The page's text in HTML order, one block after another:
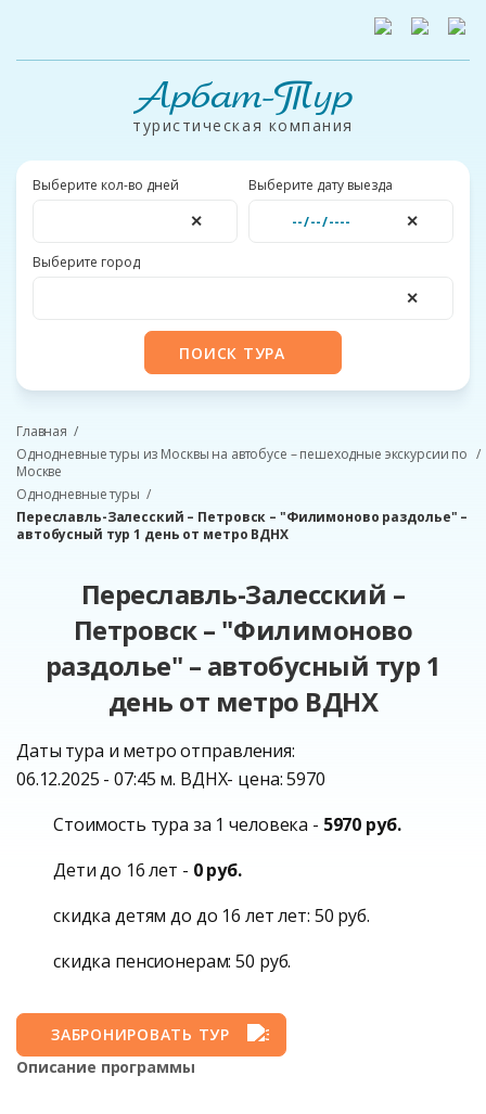
Арбат-Тур
туристическая компания
Выберите кол-во дней
✕
Выберите дату выезда
✕
Выберите город
✕
ПОИСК ТУРА
Главная
Однодневные туры из Москвы на автобусе – пешеходные экскурсии по
Москве
Однодневные туры
Переславль-Залесский – Петровск – "Филимоново раздолье" –
автобусный тур 1 день от метро ВДНХ
Переславль-Залесский –
Петровск – "Филимоново
раздолье" – автобусный тур 1
день от метро ВДНХ
Даты тура и метро отправления:
06.12.2025 - 07:45 м. ВДНХ- цена: 5970
Стоимость тура за 1 человека - 5970 руб.
Дети до 16 лет - 0 руб.
скидка детям до до 16 лет лет: 50 руб.
скидка пенсионерам: 50 руб.
ЗАБРОНИРОВАТЬ ТУР
Описание программы